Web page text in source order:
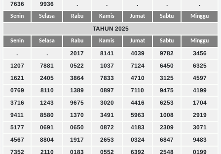
7636
9936 . . . . .
Senin Selasa Rabu Kamis Jumat Sabtu Minggu
TAHUN 2025
Senin Selasa Rabu Kamis Jumat Sabtu Minggu
. . 2017 8141 4039 9782
3456
1207
7881 0522 1037 7124 6450
6325
1621
2405 3864 7833 4710 3125
4597
0769
8110 1389 0897 7110 9475
4199
3716
1243 9675 3020 4416 6253
1704
9411
8580 1370 3491 5963 1008
2919
5177
0691 0650 0872 4183 2309
3071
4567
8804 1917 2653 0324 6847
9483
7352
2110 0183 0552 6392 2548
0199